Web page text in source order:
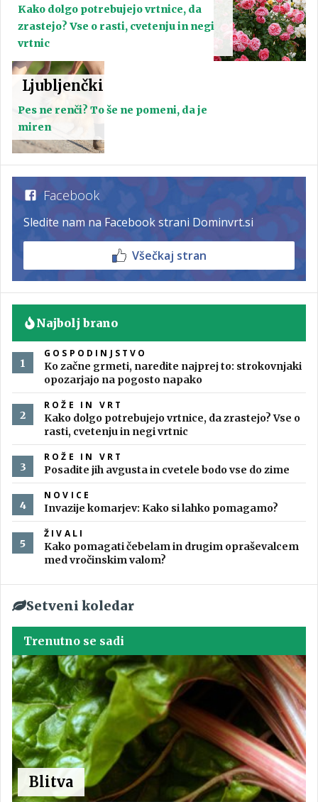
Kako dolgo potrebujejo vrtnice, da
zrastejo? Vse o rasti, cvetenju in negi
vrtnic
Ljubljenčki
Pes ne renči? To še ne pomeni, da je
miren
Facebook
Sledite nam na Facebook strani Dominvrt.si
Všečkaj stran
Najbolj brano
GOSPODINJSTVO
Ko začne grmeti, naredite najprej to: strokovnjaki
opozarjajo na pogosto napako
ROŽE IN VRT
Kako dolgo potrebujejo vrtnice, da zrastejo? Vse o
rasti, cvetenju in negi vrtnic
ROŽE IN VRT
Posadite jih avgusta in cvetele bodo vse do zime
NOVICE
Invazije komarjev: Kako si lahko pomagamo?
ŽIVALI
Kako pomagati čebelam in drugim opraševalcem
med vročinskim valom?
Setveni koledar
Trenutno se sadi
Blitva